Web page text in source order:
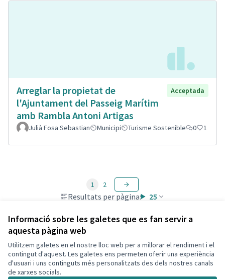
Informació sobre les galetes que es fan servir a
aquesta pàgina web
Utilitzem galetes en el nostre lloc web per a millorar el rendiment i el
contingut d'aquest. Les galetes ens permeten oferir una experiència
d'usuari i uns continguts més personalitzats des dels nostres canals
de xarxes socials.
Arreglar la propietat de
l'Ajuntament del Passeig Marítim
amb Rambla Antoni Artigas
Acceptada
Julià Fosa Sebastian Municipi Turisme Sostenible 0 1
Resultats per pàgina: 25
1 2
Termes i condicions d'ús
Configuració de les galetes
Decidim Calafell a X
Decidim Calafell a Facebook
Decidim Calafell a YouTube
Decidim Calafell a GitHub